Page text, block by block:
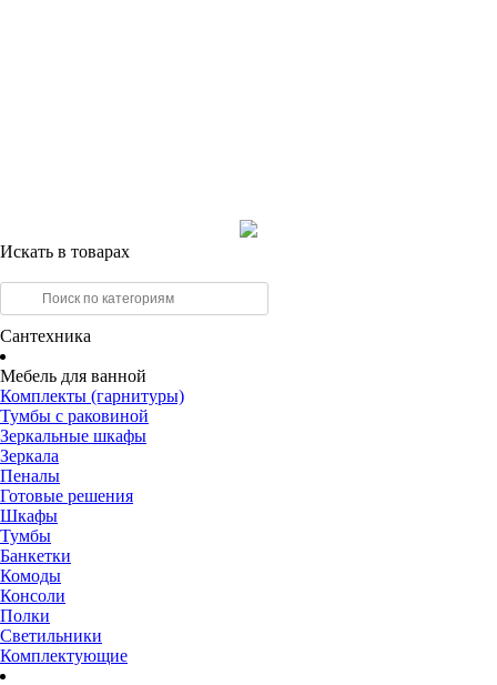
Искать в товарах
Сантехника
Мебель для ванной
Комплекты (гарнитуры)
Тумбы с раковиной
Зеркальные шкафы
Зеркала
Пеналы
Готовые решения
Шкафы
Тумбы
Банкетки
Комоды
Консоли
Полки
Светильники
Комплектующие